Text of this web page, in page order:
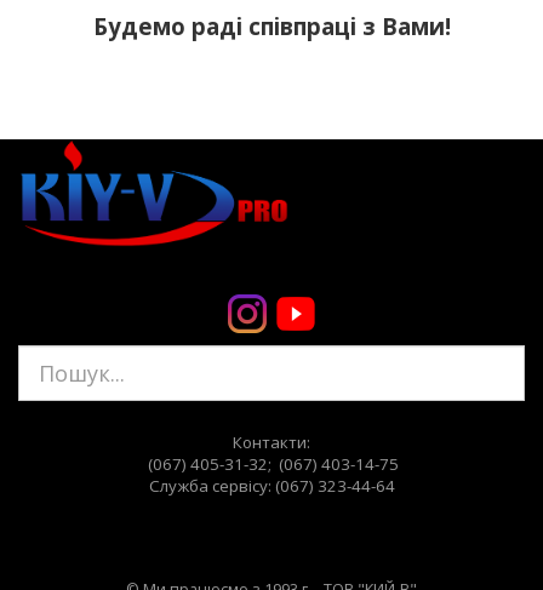
Будемо раді співпраці з Вами!
Контакти:
(067) 405-31-32; (067) 403-14-75
Служба сервiсу: (067) 323-44-64